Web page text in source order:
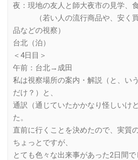
夜：現地の友人と師大夜市の見学、
（若い人の流行商品や、安く買
品などの視察）
台北（泊）
＜4日目＞
午前：台北→成田
私は視察場所の案内・解説（と、い
だけ？）と、
通訳（通じていたかかなり怪しいけ
た。
直前に行くことを決めたので、実質
ちょっとですが、
とても色々な出来事があった2日間で